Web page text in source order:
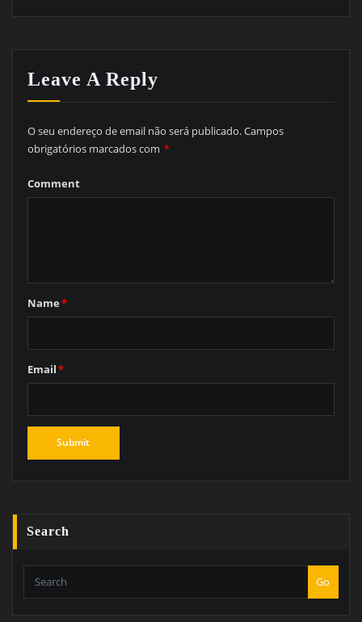
Leave A Reply
O seu endereço de email não será publicado.Campos
obrigatórios marcados com *
Comment
Name*
Email*
Search
Go